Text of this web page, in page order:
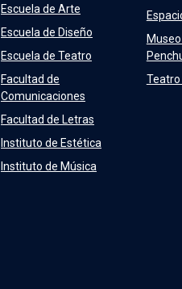
Escuela de Arte
Escuela de Diseño
Escuela de Teatro
Facultad de
Comunicaciones
Facultad de Letras
Instituto de Estética
Instituto de Música
Teatro